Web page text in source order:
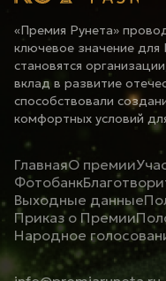
«Премия Рунета»
ключевое значение
становятся
вклад в развитие
способствовали
комфортных условий
ГлавнаяО премии
Фотобанк
Выходные данные
Приказ о Премии
Народное